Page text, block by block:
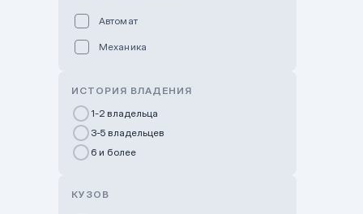
GWM Nurly Zhol
Chery Astana
Автомат
Механика
ИСТОРИЯ ВЛАДЕНИЯ
1-2 владельца
3-5 владельцев
6 и более
КУЗОВ